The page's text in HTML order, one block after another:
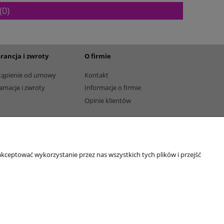
i zwroty
od umowy
i zwroty
O firmie
Kontakt
Informacje o firmie
Opinie klientów
wykorzystanie przez nas wszystkich tych plików i przejść